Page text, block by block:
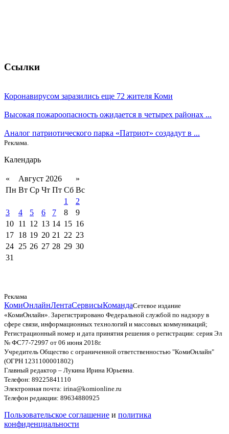
Ссылки
Коронавирусом заразились еще 72 жителя Коми
Высокая пожароопасность ожидается в четырех районах ...
Аналог патриотического парка «Патриот» создадут в ...
Реклама.
Календарь
« Август 2026
»
Пн Вт Ср Чт Пт Сб Вс
1
2
3
4 5 6 7 8
9
10 11 12 13 14 15 16
17 18 19 20 21 22 23
24 25 26 27 28 29 30
31
Реклама
КомиОнлайнЛентаСервисыКомандаСетевое издание
«КомиОнлайн». Зарегистрировано Федеральной службой по надзору в
сфере связи, информационных технологий и массовых коммуникаций;
Регистрационный номер и дата принятия решения о регистрации: серия Эл
№ ФС77-72997 от 06 июня 2018г.
Учредитель Общество с ограниченной ответственностью "КомиОнлайн"
(ОГРН 1231100001802)
Главный редактор – Лукина Ирина Юрьевна.
Телефон: 89225841110
Электронная почта: irina@komionline.ru
Телефон редакции: 89634880925
Пользовательское соглашение и политика
конфиденциальности